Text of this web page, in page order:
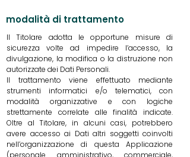
Il Titolare adotta le opportune misure di
sicurezza volte ad impedire l’accesso, la
divulgazione, la modifica o la distruzione non
autorizzate dei Dati Personali.
Il trattamento viene effettuato mediante
strumenti informatici e/o telematici, con
modalità organizzative e con logiche
strettamente correlate alle finalità indicate.
Oltre al Titolare, in alcuni casi, potrebbero
avere accesso ai Dati altri soggetti coinvolti
nell’organizzazione di questa Applicazione
(personale amministrativo, commerciale,
modalità di trattamento